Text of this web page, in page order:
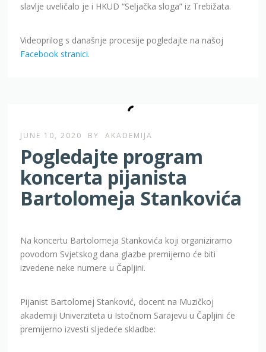
slavlje uveličalo je i HKUD “Seljačka sloga” iz Trebižata.
Videoprilog s današnje procesije pogledajte na našoj
Facebook stranici.
JUNE 10, 2020 BY AKADEMIJA
Pogledajte program
koncerta pijanista
Bartolomeja Stankovića
Na koncertu Bartolomeja Stankovića koji organiziramo
povodom Svjetskog dana glazbe premijerno će biti
izvedene neke numere u Čapljini.
Pijanist Bartolomej Stanković, docent na Muzičkoj
akademiji Univerziteta u Istočnom Sarajevu u Čapljini će
premijerno izvesti sljedeće skladbe: